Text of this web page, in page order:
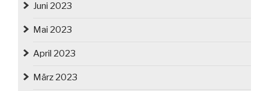
Juni 2023
Mai 2023
April 2023
März 2023